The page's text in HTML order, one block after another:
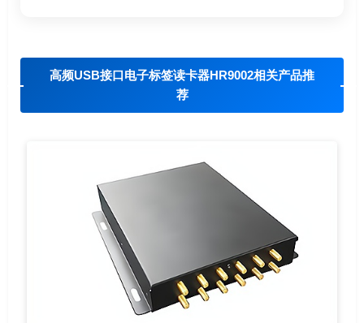
高频USB接口电子标签读卡器HR9002相关产品推
荐